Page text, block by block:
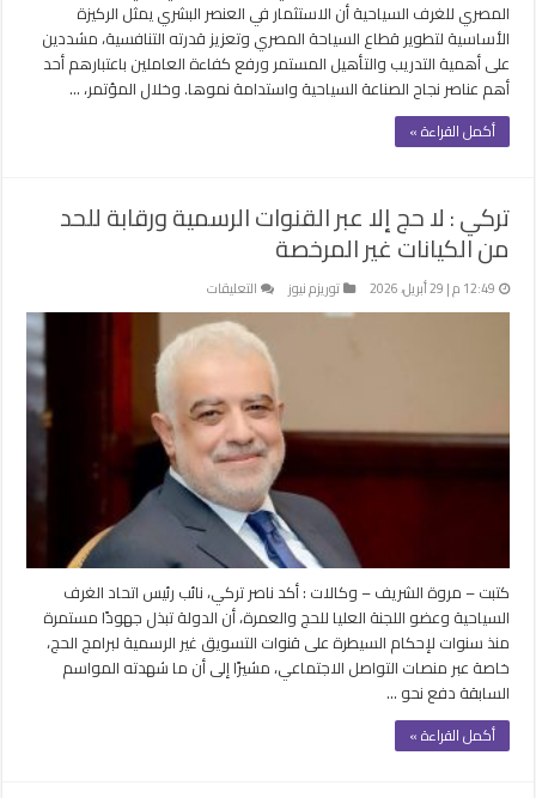
المصري للغرف السياحية أن الاستثمار في العنصر البشري يمثل الركيزة
الأساسية لتطوير قطاع السياحة المصري وتعزيز قدرته التنافسية، مشددين
على أهمية التدريب والتأهيل المستمر ورفع كفاءة العاملين باعتبارهم أحد
أهم عناصر نجاح الصناعة السياحية واستدامة نموها. وخلال المؤتمر، …
أكمل القراءة »
تركي : لا حج إلا عبر القنوات الرسمية ورقابة للحد
من الكيانات غير المرخصة
12:49 م | 29 أبريل، 2026 توريزم نيوز التعليقات
تركي
:
حج
إلا
عبر
القنوات
الرسمية
ورقابة
للحد
من
الكيانات
غير
المرخصة
مغلقة
كتبت – مروة الشريف – وكالات : أكد ناصر تركي، نائب رئيس اتحاد الغرف
السياحية وعضو اللجنة العليا للحج والعمرة، أن الدولة تبذل جهودًا مستمرة
منذ سنوات لإحكام السيطرة على قنوات التسويق غير الرسمية لبرامج الحج،
خاصة عبر منصات التواصل الاجتماعي، مشيرًا إلى أن ما شهدته المواسم
السابقة دفع نحو …
أكمل القراءة »